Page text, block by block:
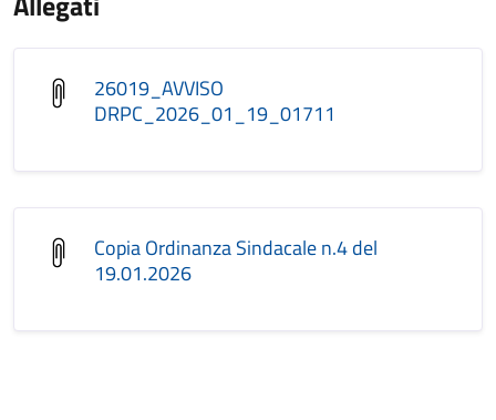
26019_AVVISO
DRPC_2026_01_19_01711
Copia Ordinanza Sindacale n.4 del
19.01.2026